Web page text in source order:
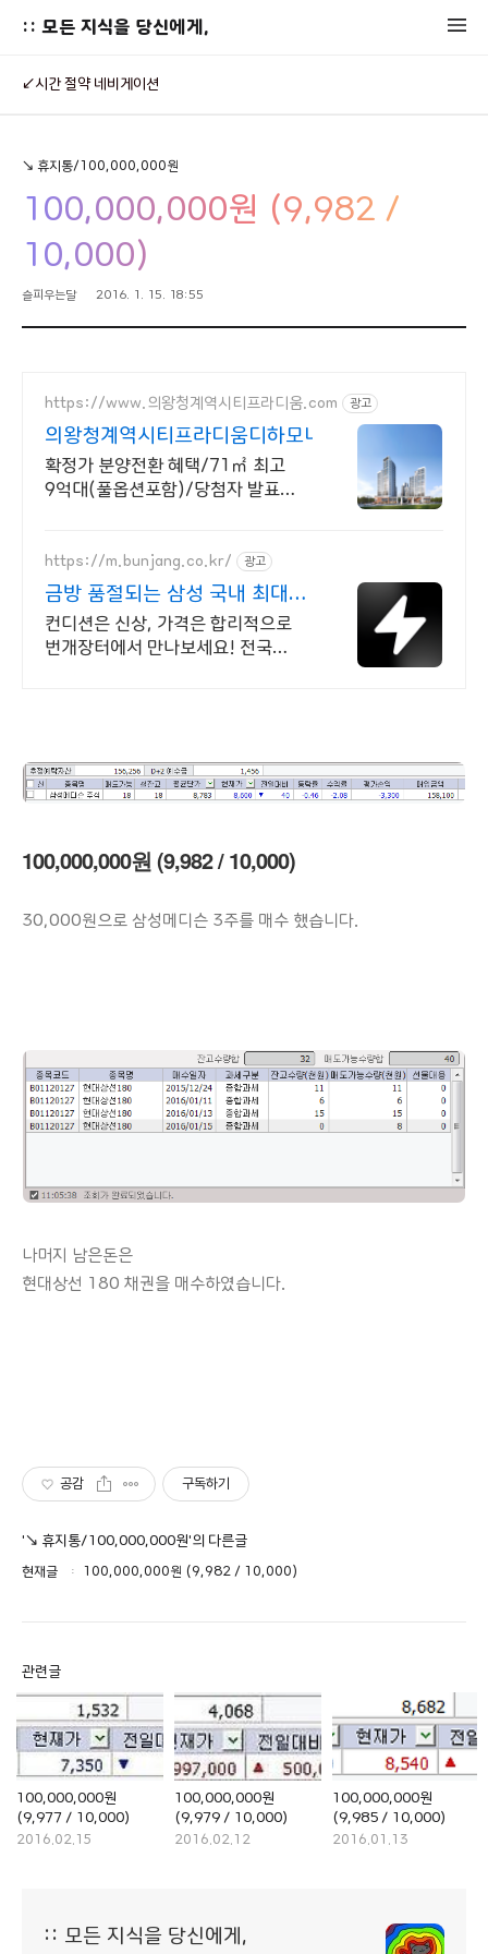
:: 모든 지식을 당신에게,
↙시간 절약 네비게이션
↘ 휴지통/100,000,000원
100,000,000원 (9,982 /
10,000)
슬피우는달 2016. 1. 15. 18:55
https://www.의왕청계역시티프라디움.com 광고
의왕청계역시티프라디움디하모니
확정가 분양전환 혜택/71㎡ 최고
9억대(풀옵션포함)/당첨자 발표
https://m.bunjang.co.kr/ 광고
금방 품절되는 삼성 국내 최대
브랜드 중고거래
컨디션은 신상, 가격은 합리적으로
번개장터에서 만나보세요! 전국
100,000,000원 (9,982 / 10,000)
30,000원으로 삼성메디슨 3주를 매수 했습니다.
나머지 남은돈은
현대상선 180 채권을 매수하였습니다.
공감 구독하기
'↘ 휴지통/100,000,000원'의 다른글
현재글 100,000,000원 (9,982 / 10,000)
관련글
100,000,000원
(9,977 / 10,000)
2016.02.15
100,000,000원
(9,979 / 10,000)
2016.02.12
100,000,000원
(9,985 / 10,000)
2016.01.13
:: 모든 지식을 당신에게,